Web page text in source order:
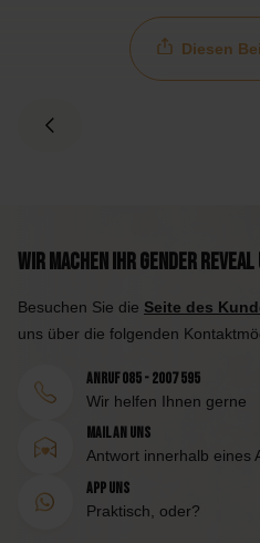
Diesen
Wir machen Ihr Gender
Besuchen Sie die Seite des
uns über die folgenden
Anruf 085 - 2007 595
Wir helfen Ihnen gerne
Mail an uns
Antwort innerhalb eines
App uns
Praktisch, oder?